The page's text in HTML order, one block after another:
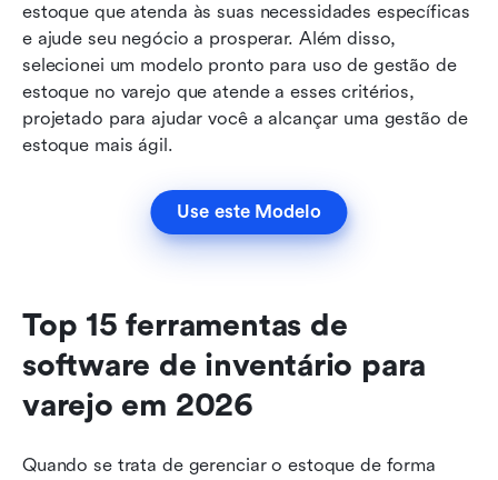
estoque que atenda às suas necessidades específicas
e ajude seu negócio a prosperar. Além disso,
selecionei um modelo pronto para uso de gestão de
estoque no varejo que atende a esses critérios,
projetado para ajudar você a alcançar uma gestão de
estoque mais ágil.
Use este Modelo
Top 15 ferramentas de
software de inventário para
varejo em 2026
Quando se trata de gerenciar o estoque de forma